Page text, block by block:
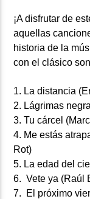
¡A disfrutar de
aquellas
historia de la
con el clásico
1. La distancia
2. Lágrimas
3. Tu cárcel
4. Me estás
Rot)
5. La edad del
6. Vete ya (Raúl
7. El próximo